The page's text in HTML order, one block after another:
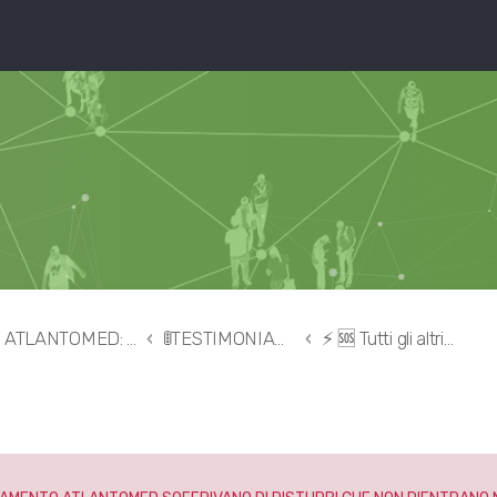
ATLANTOMED: la mia esperienza con la correzione della vertebra Atlante 🚦TESTIMONIANZE 👉🏻 correzione dell'Atlante ⚡️ 🆘 Tutti gli altri disturbi